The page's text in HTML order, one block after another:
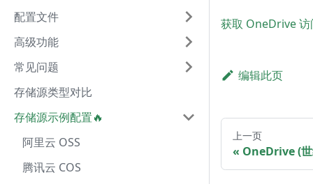
配置文件
高级功能
常见问题
存储源类型对比
存储源示例配置🔥
阿里云 OSS
腾讯云 COS
获取 OneDrive 访
编辑此页
上一页
OneDrive (